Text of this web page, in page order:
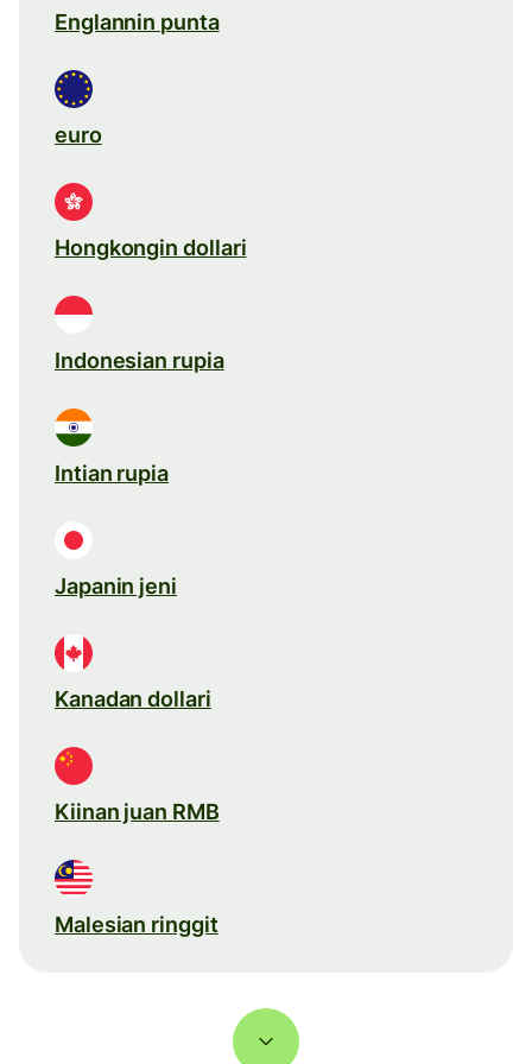
Englannin punta
euro
Hongkongin dollari
Indonesian rupia
Intian rupia
Japanin jeni
Kanadan dollari
Kiinan juan RMB
Malesian ringgit